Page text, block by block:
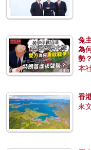
兔
為
勢？
本
香
來